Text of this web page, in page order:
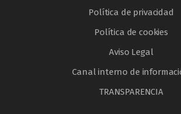
Política de privacidad
Política de cookies
Aviso Legal
Canal interno de
TRANSPARENCIA